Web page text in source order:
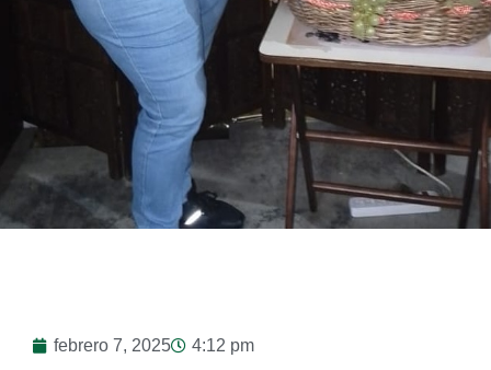
febrero 7, 2025 4:12 pm